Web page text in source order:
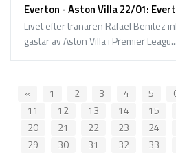
Everton - Aston Villa 22/01:
Livet efter tränaren Rafael Benitez
gästar av Aston Villa i Premier Leagu...
« 1 2 3 4 5
11
12 13 14 15
20
21 22 23 24
29
30 31 32 33